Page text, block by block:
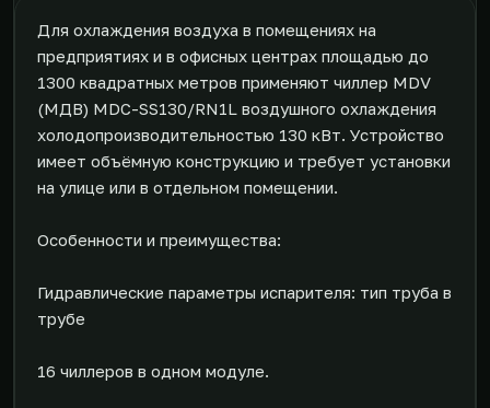
Для охлаждения воздуха в помещениях на
предприятиях и в офисных центрах площадью до
1300 квадратных метров применяют чиллер MDV
(МДВ) MDC-SS130/RN1L воздушного охлаждения
холодопроизводительностью 130 кВт. Устройство
имеет объёмную конструкцию и требует установки
на улице или в отдельном помещении.
Особенности и преимущества:
Гидравлические параметры испарителя: тип труба в
трубе
16 чиллеров в одном модуле.